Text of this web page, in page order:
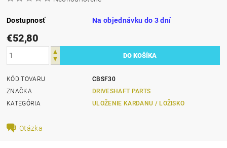
Dostupnosť Na objednávku do 3 dní
€52,80
KÓD TOVARU
CBSF30
ZNAČKA
DRIVESHAFT PARTS
KATEGÓRIA
ULOŽENIE KARDANU / LOŽISKO
Otázka